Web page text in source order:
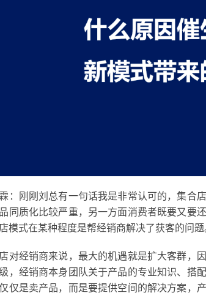
： 刚刚刘总有一句话我是非常认可的，集合
品同质化比较严重，另一方面消费者既要又要
模式在某种程度是帮经销商解决了获客的问题
对经销商来说，最大的机遇就是扩大客群，
，经销商本身团队关于产品的专业知识、搭
仅是卖产品，而是要提供空间的解决方案，